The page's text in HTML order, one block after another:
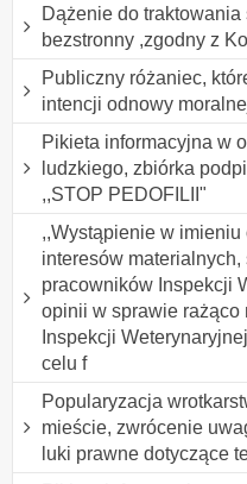
Dążenie do
bezstronny ,zgodny z
Publiczny różaniec,
intencji odnowy
Pikieta informacyjna w
ludzkiego, zbiórka
,,STOP PEDOFILII"
,,Wystąpienie w
interesów
pracowników Inspekcji
opinii w sprawie
Inspekcji
celu f
Popularyzacja
mieście, zwrócenie
luki prawne dotyczące